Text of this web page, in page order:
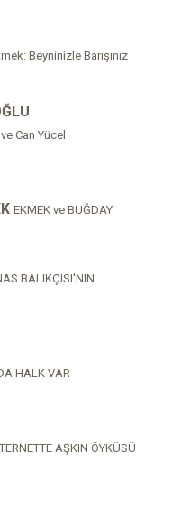
Beyninizle Barışınız
Can Yücel
EKMEK ve BUĞDAY
BALIKÇISI'NIN
HALK VAR
AŞKIN ÖYKÜSÜ